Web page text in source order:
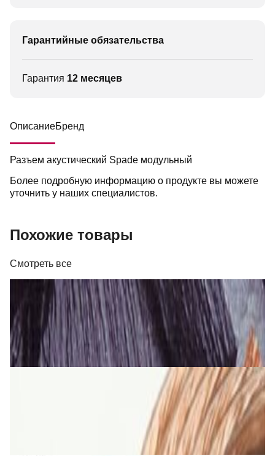
Гарантийные обязательства
Гарантия 12 месяцев
ОписаниеБренд
Разъем акустический Spade модульный
Более подробную информацию о продукте вы можете
уточнить у наших специалистов.
Похожие товары
Смотреть все
Кабель Real Cable FL 250 T
26,00 р.
✓ В корзину Добавляем Добавлено
Кабель TAGA Harmony TAVC-14C 2х2 мм кв.
Добавлено